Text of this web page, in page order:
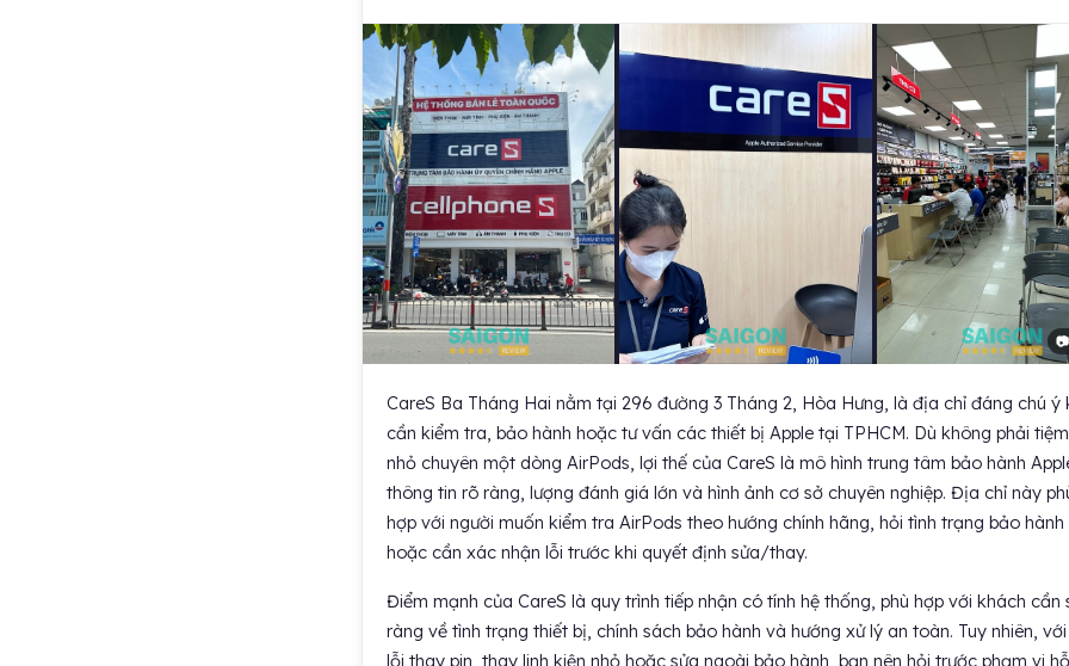
CareS Ba Tháng Hai nằm tại 296 đường 3 Tháng 2, Hòa Hưng, là địa chỉ đáng chú ý
cần kiểm tra, bảo hành hoặc tư vấn các thiết bị Apple tại TPHCM. Dù không phải
nhỏ chuyên một dòng AirPods, lợi thế của CareS là mô hình trung tâm bảo hành
thông tin rõ ràng, lượng đánh giá lớn và hình ảnh cơ sở chuyên nghiệp. Địa chỉ này
hợp với người muốn kiểm tra AirPods theo hướng chính hãng, hỏi tình trạng bảo hành
hoặc cần xác nhận lỗi trước khi quyết định sửa/thay.
Điểm mạnh của CareS là quy trình tiếp nhận có tính hệ thống, phù hợp với khách cần
ràng về tình trạng thiết bị, chính sách bảo hành và hướng xử lý an toàn. Tuy nhiên,
lỗi thay pin, thay linh kiện nhỏ hoặc sửa ngoài bảo hành, bạn nên hỏi trước phạm vi